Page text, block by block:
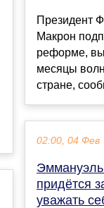
Президент
Макрон
реформе,
месяцы
стране,
02:00, 04 Фев
придётся
уважать